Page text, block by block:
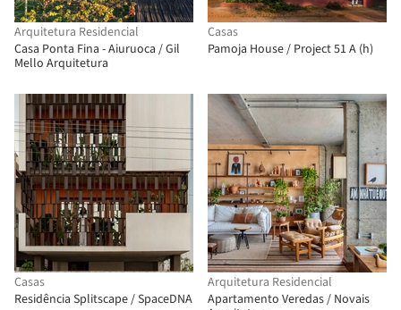
Arquitetura Residencial
Casa Ponta Fina - Aiuruoca / Gil
Mello Arquitetura
Casas
Pamoja House / Project 51 A (h)
Casas
Residência Splitscape / SpaceDNA
Arquitetura Residencial
Apartamento Veredas / Novais